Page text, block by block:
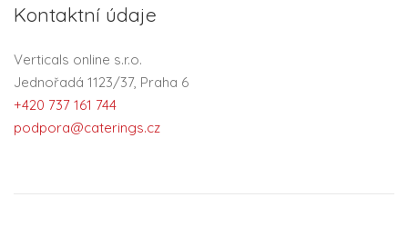
Kontaktní údaje
Verticals online s.r.o.
Jednořadá 1123/37, Praha 6
+420 737 161 744
podpora@caterings.cz